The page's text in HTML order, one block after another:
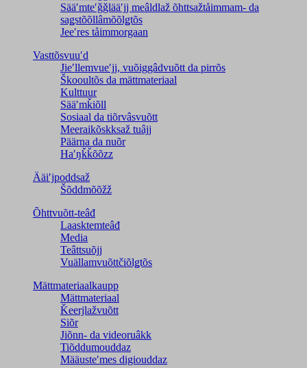
Sääʹmteʹǧǧlääʹjj meâldlaž õhttsažtåimmam- da
saǥstõõllâmõõlǥtõs
Jeeʹres tåimmorgaan
Vasttõsvuuʹd
Jieʹllemvueʹjj, vuõiggâdvuõtt da pirrõs
Škooultõs da mättmateriaal
Kulttuur
Sääʹmǩiõll
Sosiaal da tiõrvâsvuõtt
Meeraikõskksaž tuâjj
Päärna da nuõr
Haʹŋǩǩõõzz
Ääiʹjpoddsaž
Šõddmõõžž
Õhttvuõtt-teâđ
Laasktemteâđ
Media
Teâttsuõjj
Vuällamvuõttčiõlǥtõs
Mättmateriaalkaupp
Mättmateriaal
Ǩeerjlažvuõtt
Siõr
Jiõnn- da videoruâkk
Tiõddumouddaz
Määusteʹmes digiouddaz